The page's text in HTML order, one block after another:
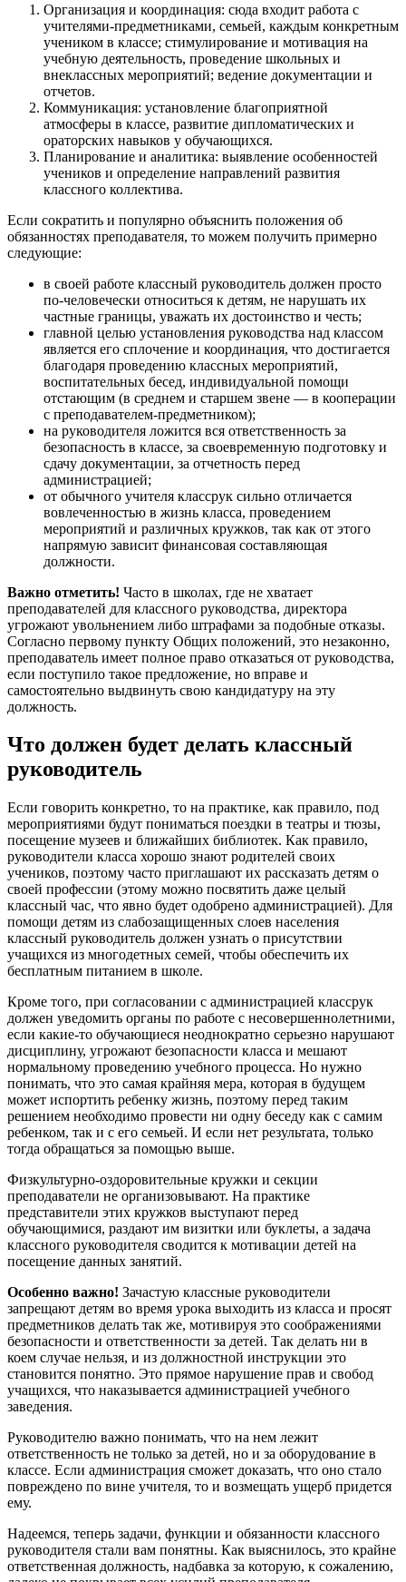
Организация и координация: сюда входит работа с
учителями-предметниками, семьей, каждым конкретным
учеником в классе; стимулирование и мотивация на
учебную деятельность, проведение школьных и
внеклассных мероприятий; ведение документации и
отчетов.
Коммуникация: установление благоприятной
атмосферы в классе, развитие дипломатических и
ораторских навыков у обучающихся.
Планирование и аналитика: выявление особенностей
учеников и определение направлений развития
классного коллектива.
Если сократить и популярно объяснить положения об
обязанностях преподавателя, то можем получить примерно
следующие:
в своей работе классный руководитель должен просто
по-человечески относиться к детям, не нарушать их
частные границы, уважать их достоинство и честь;
главной целью установления руководства над классом
является его сплочение и координация, что достигается
благодаря проведению классных мероприятий,
воспитательных бесед, индивидуальной помощи
отстающим (в среднем и старшем звене — в кооперации
с преподавателем-предметником);
на руководителя ложится вся ответственность за
безопасность в классе, за своевременную подготовку и
сдачу документации, за отчетность перед
администрацией;
от обычного учителя классрук сильно отличается
вовлеченностью в жизнь класса, проведением
мероприятий и различных кружков, так как от этого
напрямую зависит финансовая составляющая
должности.
Важно отметить! Часто в школах, где не хватает
преподавателей для классного руководства, директора
угрожают увольнением либо штрафами за подобные отказы.
Согласно первому пункту Общих положений, это незаконно,
преподаватель имеет полное право отказаться от руководства,
если поступило такое предложение, но вправе и
самостоятельно выдвинуть свою кандидатуру на эту
должность.
Что должен будет делать классный
руководитель
Если говорить конкретно, то на практике, как правило, под
мероприятиями будут пониматься поездки в театры и тюзы,
посещение музеев и ближайших библиотек. Как правило,
руководители класса хорошо знают родителей своих
учеников, поэтому часто приглашают их рассказать детям о
своей профессии (этому можно посвятить даже целый
классный час, что явно будет одобрено администрацией). Для
помощи детям из слабозащищенных слоев населения
классный руководитель должен узнать о присутствии
учащихся из многодетных семей, чтобы обеспечить их
бесплатным питанием в школе.
Кроме того, при согласовании с администрацией классрук
должен уведомить органы по работе с несовершеннолетними,
если какие-то обучающиеся неоднократно серьезно нарушают
дисциплину, угрожают безопасности класса и мешают
нормальному проведению учебного процесса. Но нужно
понимать, что это самая крайняя мера, которая в будущем
может испортить ребенку жизнь, поэтому перед таким
решением необходимо провести ни одну беседу как с самим
ребенком, так и с его семьей. И если нет результата, только
тогда обращаться за помощью выше.
Физкультурно-оздоровительные кружки и секции
преподаватели не организовывают. На практике
представители этих кружков выступают перед
обучающимися, раздают им визитки или буклеты, а задача
классного руководителя сводится к мотивации детей на
посещение данных занятий.
Особенно важно! Зачастую классные руководители
запрещают детям во время урока выходить из класса и просят
предметников делать так же, мотивируя это соображениями
безопасности и ответственности за детей. Так делать ни в
коем случае нельзя, и из должностной инструкции это
становится понятно. Это прямое нарушение прав и свобод
учащихся, что наказывается администрацией учебного
заведения.
Руководителю важно понимать, что на нем лежит
ответственность не только за детей, но и за оборудование в
классе. Если администрация сможет доказать, что оно стало
повреждено по вине учителя, то и возмещать ущерб придется
ему.
Надеемся, теперь задачи, функции и обязанности классного
руководителя стали вам понятны. Как выяснилось, это крайне
ответственная должность, надбавка за которую, к сожалению,